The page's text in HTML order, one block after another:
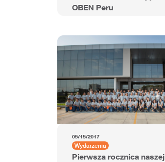
OBEN Peru
05/15/2017
Wydarzenia
Pierwsza rocznica naszej